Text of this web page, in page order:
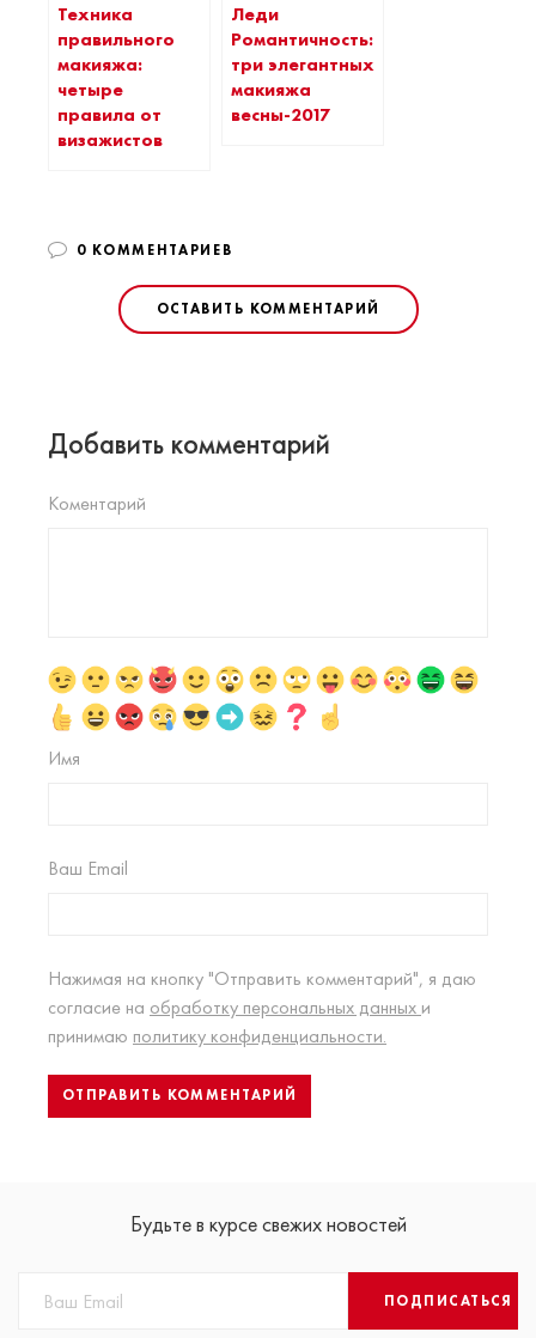
Техника
правильного
макияжа:
четыре
правила от
визажистов
Леди
Романтичность:
три элегантных
макияжа
весны-2017
0 КОММЕНТАРИЕВ
ОСТАВИТЬ КОММЕНТАРИЙ
Добавить комментарий
Коментарий
Имя
Ваш Email
Нажимая на кнопку "Отправить комментарий", я даю
согласие на обработку персональных данных и
принимаю политику конфиденциальности.
Будьте в курсе свежих новостей
ПОДПИСАТЬСЯ